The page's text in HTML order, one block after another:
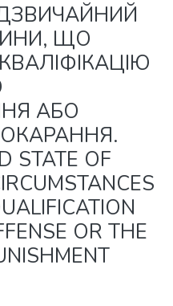
ЩО
АБО
STATE OF
OR THE